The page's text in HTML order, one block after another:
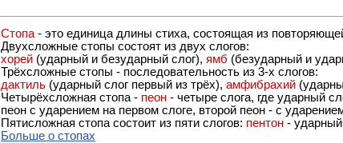
Стопа - это единица длины стиха, состоящая из
Двухсложные стопы состоят из двух слогов:
хорей (ударный и безударный слог), ямб (безударный и
Трёхсложные стопы - последовательность из 3-х слогов:
дактиль (ударный слог первый из трёх), амфибрахий
Четырёхсложная стопа - пеон - четыре слога, где ударный
пеон с ударением на первом слоге, второй пеон - с
Пятисложная стопа состоит из пяти слогов: пентон - ударный
Больше о стопах